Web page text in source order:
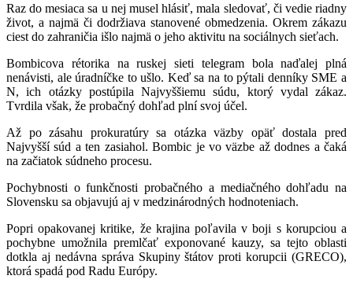
Raz do mesiaca sa u nej musel hlásiť, mala sledovať, či vedie riadny
život, a najmä či dodržiava stanovené obmedzenia. Okrem zákazu
ciest do zahraničia išlo najmä o jeho aktivitu na sociálnych sieťach.
Bombicova rétorika na ruskej sieti telegram bola naďalej plná
nenávisti, ale úradníčke to ušlo. Keď sa na to pýtali denníky SME a
N, ich otázky postúpila Najvyššiemu súdu, ktorý vydal zákaz.
Tvrdila však, že probačný dohľad plní svoj účel.
Až po zásahu prokuratúry sa otázka väzby opäť dostala pred
Najvyšší súd a ten zasiahol. Bombic je vo väzbe až dodnes a čaká
na začiatok súdneho procesu.
Pochybnosti o funkčnosti probačného a mediačného dohľadu na
Slovensku sa objavujú aj v medzinárodných hodnoteniach.
Popri opakovanej kritike, že krajina poľavila v boji s korupciou a
pochybne umožnila premlčať exponované kauzy, sa tejto oblasti
dotkla aj nedávna správa Skupiny štátov proti korupcii (GRECO),
ktorá spadá pod Radu Európy.